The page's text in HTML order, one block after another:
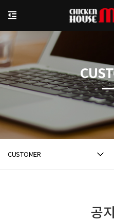
CUSTOMER
공